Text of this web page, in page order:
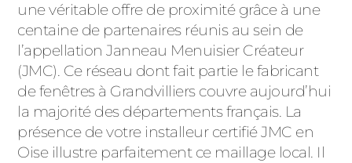
une véritable offre de proximité grâce à une
centaine de partenaires réunis au sein de
l’appellation Janneau Menuisier Créateur
(JMC). Ce réseau dont fait partie le fabricant
de fenêtres à Grandvilliers couvre aujourd’hui
la majorité des départements français. La
présence de votre installeur certifié JMC en
Oise illustre parfaitement ce maillage local. Il
BOIS
PORTES D’ENTRÉELES INTEMPORELLES
LES LUMINEUSES
VOLETS ROULANTS
PERGOLAS
PORTAILS ET PORTILLONS